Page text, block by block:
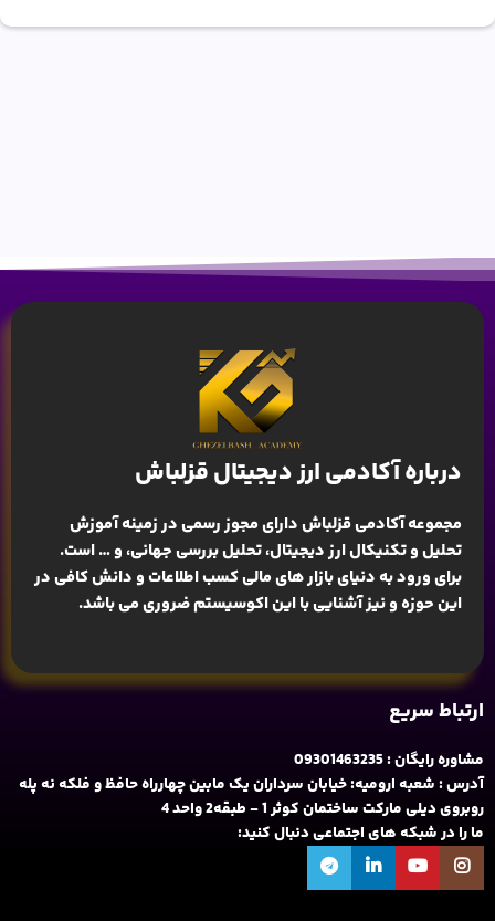
درباره آکادمی ارز دیجیتال قزلباش
مجموعه آکادمی قزلباش دارای مجوز رسمی در زمینهآموزش
تحلیل و تکنیکال ارز دیجیتال، تحلیل بررسی جهانی، و … است.
برای ورود به دنیای بازار های مالی کسب اطلاعات و دانش کافی در
این حوزه و نیز آشنایی با این اکوسیستم ضروری می باشد.
ارتباط سریع
مشاوره رایگان : 09301463235
آدرس : شعبه ارومیه: خیابان سرداران یک مابین چهارراه حافظ و فلکه نه پله
روبروی دیلی مارکت ساختمان کوثر 1 - طبقه2 واحد 4
ما را در شبکه های اجتماعی دنبال کنید: